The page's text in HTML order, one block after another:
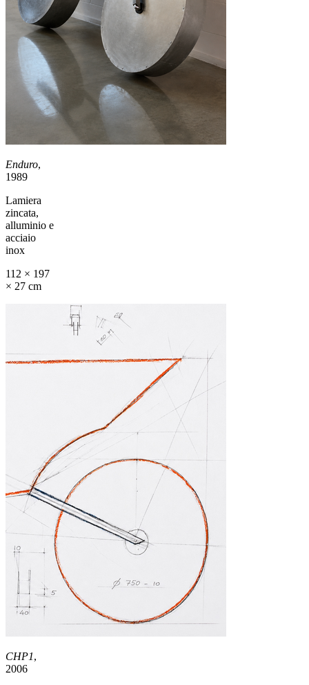
Enduro,
1989
Lamiera
zincata,
alluminio e
acciaio
inox
112 × 197
× 27 cm
CHP1,
2006